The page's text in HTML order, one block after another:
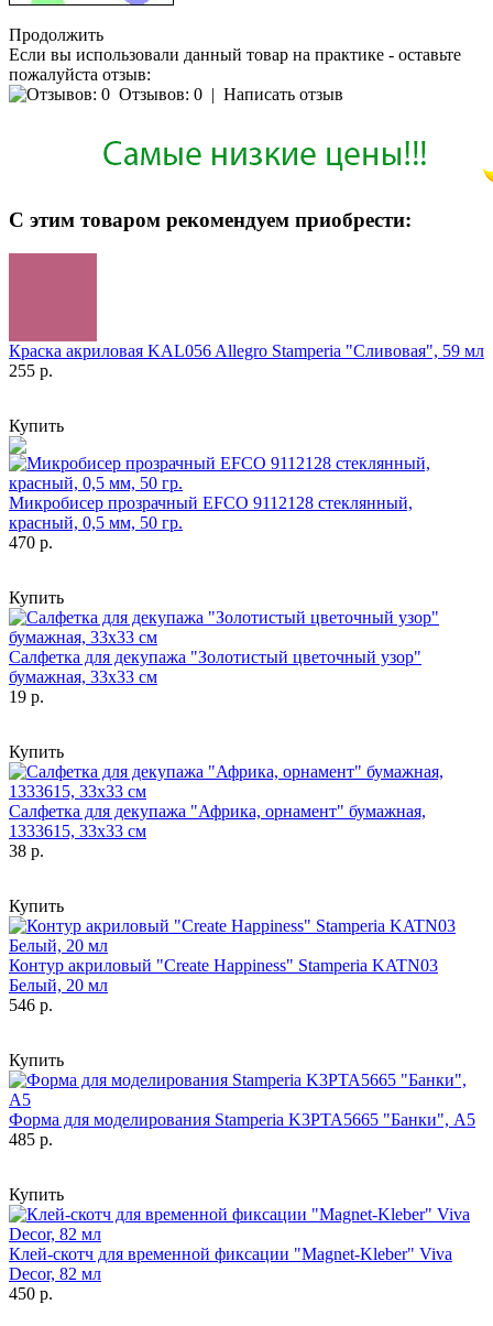
Продолжить
Если вы использовали данный товар на практике - оставьте
пожалуйста отзыв:
Отзывов: 0 | Написать отзыв
С этим товаром рекомендуем приобрести:
Краска акриловая KAL056 Allegro Stamperia "Сливовая", 59 мл
255 р.
Купить
Микробисер прозрачный EFCO 9112128 стеклянный,
красный, 0,5 мм, 50 гр.
470 р.
Купить
Салфетка для декупажа "Золотистый цветочный узор"
бумажная, 33х33 см
19 р.
Купить
Салфетка для декупажа "Африка, орнамент" бумажная,
1333615, 33х33 см
38 р.
Купить
Контур акриловый "Create Happiness" Stamperia KATN03
Белый, 20 мл
546 р.
Купить
Форма для моделирования Stamperia K3PTA5665 "Банки", А5
485 р.
Купить
Клей-скотч для временной фиксации "Magnet-Kleber" Viva
Decor, 82 мл
450 р.